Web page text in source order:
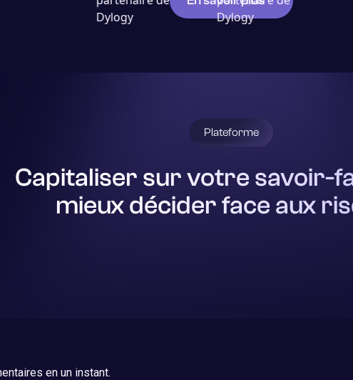
Plateforme
Capitaliser sur votre savoir-
mieux décider face aux
en un instant.